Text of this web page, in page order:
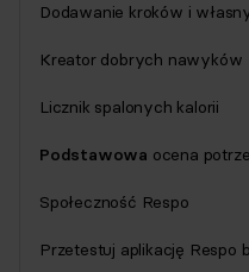
Dodawanie kroków i
Kreator dobrych nawyków
Licznik spalonych kalorii
Podstawowa ocena
Społeczność Respo
Przetestuj aplikację Respo